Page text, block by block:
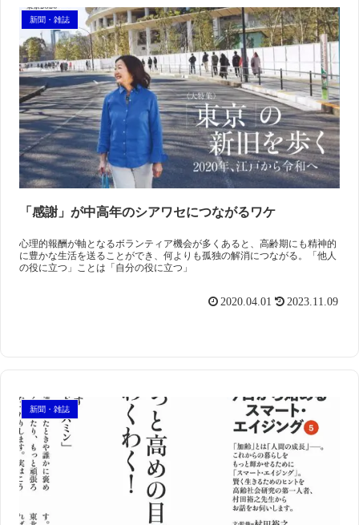
新聞・雑誌
「感謝」が中高年のシアワセにつながるワケ
心理的報酬が軸となるボランティア機会が多くあると、高齢期にも精神的
に豊かな生活を送ることができ、何よりも孤独の解消につながる。「他人
の役に立つ」ことは「自分の役に立つ」
2020.04.01 2023.11.09
新聞・雑誌